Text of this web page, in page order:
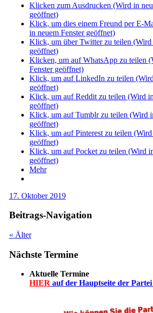
Klicken zum Ausdrucken (Wird in
geöffnet)
Klick, um dies einem Freund per E-
in neuem Fenster geöffnet)
Klick, um über Twitter zu teilen (Wird
geöffnet)
Klicken, um auf WhatsApp zu teilen
Fenster geöffnet)
Klick, um auf LinkedIn zu teilen
geöffnet)
Klick, um auf Reddit zu teilen (Wird
geöffnet)
Klick, um auf Tumblr zu teilen (Wird
geöffnet)
Klick, um auf Pinterest zu teilen (Wird
geöffnet)
Klick, um auf Pocket zu teilen (Wird
geöffnet)
Mehr
17. Oktober 2019
Beitrags-Navigation
« Älter
Nächste Termine
Aktuelle Termine
HIERauf der Hauptseite der